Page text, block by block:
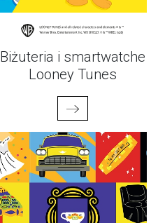
Biżuteria i smartwatche
Looney Tunes